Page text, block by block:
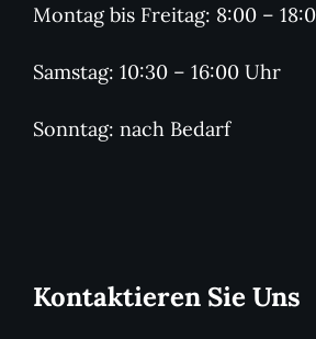
Montag bis Freitag: 8:00 –
Samstag: 10:30 – 16:00 Uhr
Sonntag: nach Bedarf
Kontaktieren Sie Uns